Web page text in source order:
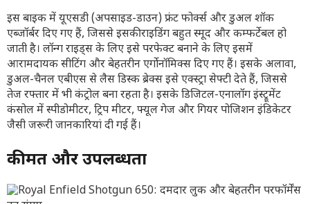
इस बाइक में यूएसडी (अपसाइड-डाउन) फ्रंट फोर्क्स और डुअल शॉक
एब्जॉर्बर दिए गए हैं, जिससे इसकी राइडिंग बहुत स्मूद और कम्फर्टेबल हो
जाती है। लॉन्ग राइड्स के लिए इसे परफेक्ट बनाने के लिए इसमें
आरामदायक सीटिंग और बेहतरीन एर्गोनॉमिक्स दिए गए हैं। इसके अलावा,
डुअल-चैनल एबीएस से लैस डिस्क ब्रेक्स इसे एक्स्ट्रा सेफ्टी देते हैं, जिससे
तेज रफ्तार में भी कंट्रोल बना रहता है। इसके डिजिटल-एनालॉग इंस्ट्रूमेंट
कंसोल में स्पीडोमीटर, ट्रिप मीटर, फ्यूल गेज और गियर पोजिशन इंडिकेटर
जैसी जरूरी जानकारियां दी गई हैं।
कीमत और उपलब्धता